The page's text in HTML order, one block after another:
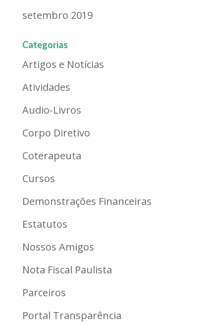
setembro 2019
Categorias
Artigos e Notícias
Atividades
Audio-Livros
Corpo Diretivo
Coterapeuta
Cursos
Demonstrações Financeiras
Estatutos
Nossos Amigos
Nota Fiscal Paulista
Parceiros
Portal Transparência